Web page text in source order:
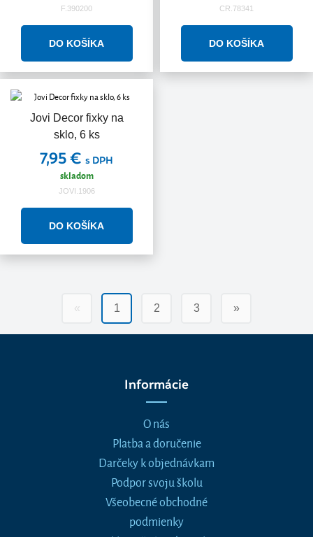
F.390200 CR.78341
Jovi Decor fixky na
sklo, 6 ks
7,95 € s DPH
skladom
JOVI.1906
« 1 2 3 »
Informácie
O nás
Platba a doručenie
Darčeky k objednávkam
Podpor svoju školu
Všeobecné obchodné
podmienky